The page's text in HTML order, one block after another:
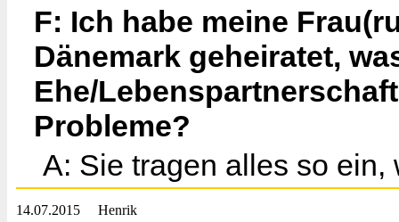
F: Ich habe meine
Dänemark geheiratet,
Ehe/
Probleme?
A: Sie tragen alles so
14.07.2015 Henrik